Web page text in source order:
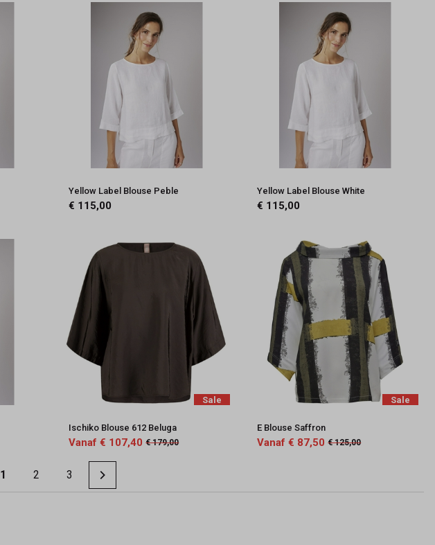
Yellow Label Blouse Peble
€ 115,00
Yellow Label Blouse White
€ 115,00
Sale
Ischiko Blouse 612 Beluga
Vanaf € 107,40 € 179,00
Sale
E Blouse Saffron
Vanaf € 87,50 € 125,00
1 2 3